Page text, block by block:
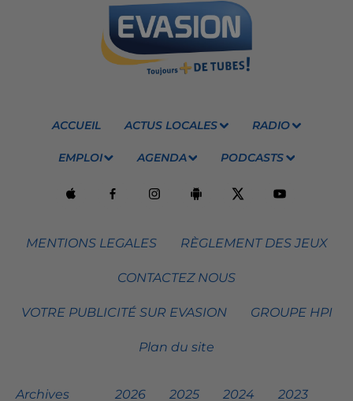
ACCUEIL ACTUS LOCALES RADIO
EMPLOI AGENDA PODCASTS
MENTIONS LEGALES RÈGLEMENT DES JEUX
CONTACTEZ NOUS
VOTRE PUBLICITÉ SUR EVASION GROUPE HPI
Plan du site
Archives 2026 2025 2024 2023